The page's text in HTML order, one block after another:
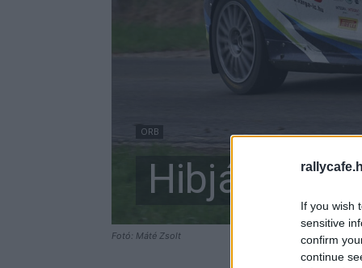
If you wish
sensitive
confirm
continue
Fotó: Máté Zsolt
ORB
Hibján erre